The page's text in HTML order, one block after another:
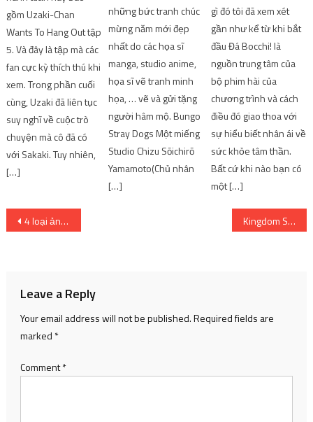
gồm Uzaki-Chan
Wants To Hang Out tập
5. Và đây là tập mà các
fan cực kỳ thích thú khi
xem. Trong phần cuối
cùng, Uzaki đã liên tục
suy nghĩ về cuộc trò
chuyện mà cô đã có
với Sakaki. Tuy nhiên,
[…]
những bức tranh chúc
mừng năm mới đẹp
nhất do các họa sĩ
manga, studio anime,
họa sĩ vẽ tranh minh
họa, … vẽ và gửi tặng
người hâm mộ. Bungo
Stray Dogs Một miếng
Studio Chizu Sōichirō
Yamamoto(Chủ nhân
[…]
gì đó tôi đã xem xét
gần như kể từ khi bắt
đầu Đá Bocchi! là
nguồn trung tâm của
bộ phim hài của
chương trình và cách
điều đó giao thoa với
sự hiểu biết nhân ái về
sức khỏe tâm thần.
Bất cứ khi nào bạn có
một […]
Post
4 loại ảnh động chính để thưởng thức và học cách tạo Kingdom Season 5 Anime được công bố vào tháng 1 năm 2024
Leave a Reply
Your email address will not be published.Required fields are
marked *
Comment*